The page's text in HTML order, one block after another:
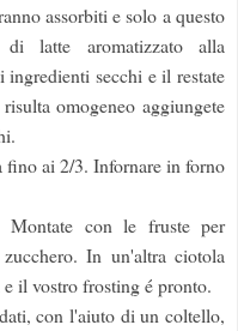
assorbiti e solo a questo
di latte aromatizzato alla
secchi e il restate
omogeneo aggiungete
ai 2/3. Infornare in forno
Montate con le fruste per
In un'altra ciotola
il vostro frosting é pronto.
con l'aiuto di un coltello,